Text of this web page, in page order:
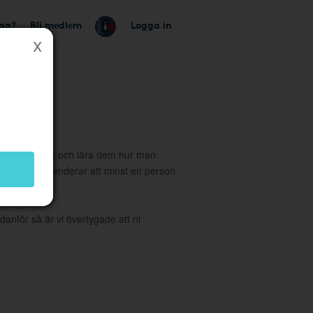
Bli medlem Logga in
till alla och lära dem hur man
vi rekommenderar att minst en person
så är vi övertygade att ni